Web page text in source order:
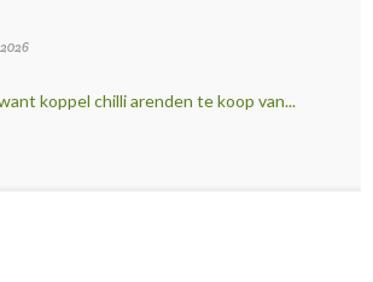
koppel chilli arenden te koop van...